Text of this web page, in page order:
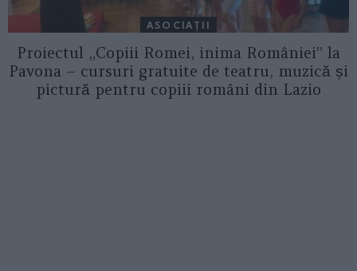
ASOCIAŢII
Proiectul „Copiii Romei, inima României” la
Pavona – cursuri gratuite de teatru, muzică și
pictură pentru copiii români din Lazio